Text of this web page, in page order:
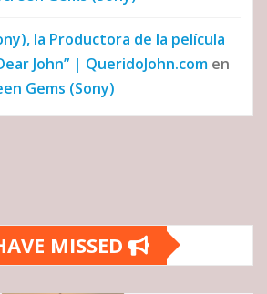
la Productora de la película
John” | QueridoJohn.com en
Gems (Sony)
MISSED